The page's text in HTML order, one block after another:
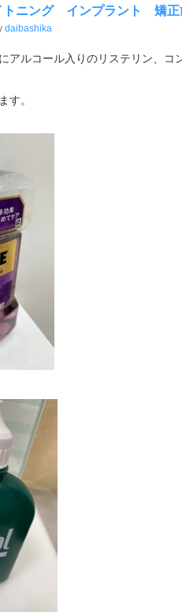
ニング インプラント 矯
daibashika
アルコール入りのリステリン、コ
す。